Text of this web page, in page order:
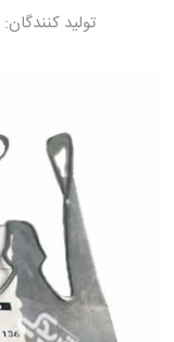
تولید کنندگان: